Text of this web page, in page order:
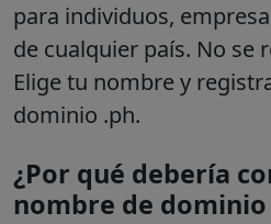
para individuos,
de cualquier país. No se
Elige tu nombre y
dominio .ph.
¿Por qué debería
nombre de dominio